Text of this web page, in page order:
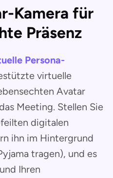
Kamera für
Präsenz
Persona-
virtuelle
Avatar
Meeting. Stellen Sie
digitalen
ihn im Hintergrund
tragen), und es
Ihren